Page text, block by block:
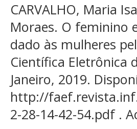
CARVALHO, Maria
Moraes. O feminino
dado às mulheres
Científica Eletrônica
Janeiro, 2019.
http://
2-28-14-42-54.pdf .